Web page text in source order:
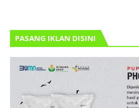
PASANG IKLAN DISINI